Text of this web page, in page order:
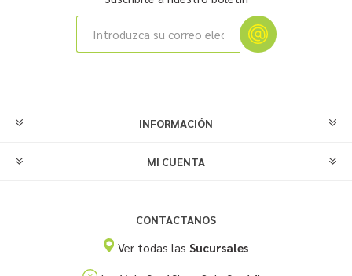
INFORMACIÓN
MI CUENTA
CONTACTANOS
Ver todas lasSucursales